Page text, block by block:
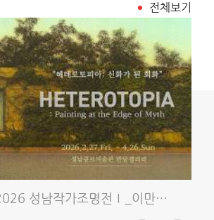
전체보기
[온라인 전시] 2026 성남작가조명전Ⅰ_이만나 《헤테로토피아: 신..